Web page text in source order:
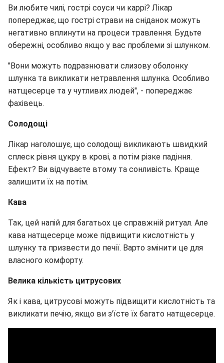
Ви любите чилі, гострі соуси чи каррі? Лікар
попереджає, що гострі страви на сніданок можуть
негативно вплинути на процеси травлення. Будьте
обережні, особливо якщо у вас проблеми зі шлунком.
"Вони можуть подразнювати слизову оболонку
шлунка та викликати нетравлення шлунка. Особливо
натщесерце та у чутливих людей", - попереджає
фахівець.
Солодощі
Лікар наголошує, що солодощі викликають швидкий
сплеск рівня цукру в крові, а потім різке падіння.
Ефект? Ви відчуваєте втому та сонливість. Краще
залишити їх на потім.
Кава
Так, цей напій для багатьох це справжній ритуал. Але
кава натщесерце може підвищити кислотність у
шлунку та призвести до печії. Варто змінити це для
власного комфорту.
Велика кількість цитрусових
Як і кава, цитрусові можуть підвищити кислотність та
викликати печію, якщо ви з'їсте їх багато натщесерце.